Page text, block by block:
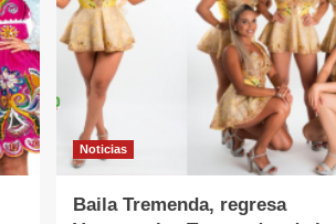
Noticias
Baila Tremenda, regresa